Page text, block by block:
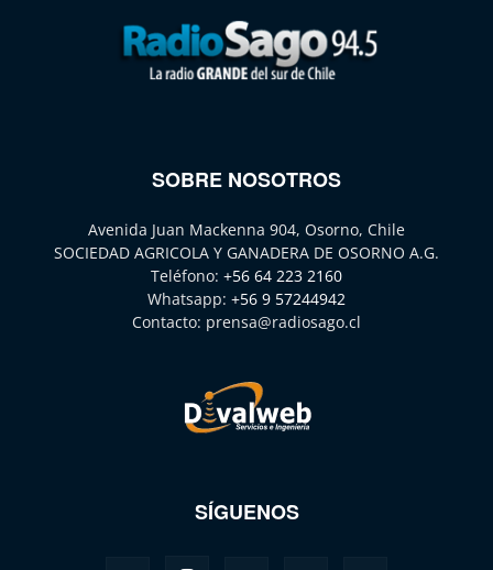
SOBRE NOSOTROS
Avenida Juan Mackenna 904, Osorno, Chile
SOCIEDAD AGRICOLA Y GANADERA DE OSORNO A.G.
Teléfono: +56 64 223 2160
Whatsapp: +56 9 57244942
Contacto: prensa@radiosago.cl
SÍGUENOS